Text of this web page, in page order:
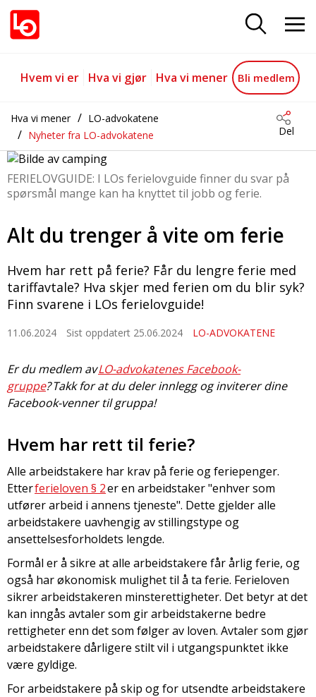
Alt du trenger å vite om ferie
Gå til hovedinnhold
Gå til navigasjon
Hvem vi er Hva vi gjør Hva vi mener Bli medlem
Hva vi mener
LO-advokatene
Nyheter fra LO-advokatene
Del
FERIELOVGUIDE: I LOs ferielovguide finner du svar på
spørsmål mange kan ha knyttet til jobb og ferie.
Alt du trenger å vite om ferie
Hvem har rett på ferie? Får du lengre ferie med
tariffavtale? Hva skjer med ferien om du blir syk?
Finn svarene i LOs ferielovguide!
11.06.2024 Sist oppdatert 25.06.2024 LO-ADVOKATENE
Er du medlem avLO-advokatenes Facebook-
gruppe? Takk for at du deler innlegg og inviterer dine
Facebook-venner til gruppa!
Hvem har rett til ferie?
Alle arbeidstakere har krav på ferie og feriepenger.
Etterferieloven § 2er en arbeidstaker "enhver som
utfører arbeid i annens tjeneste". Dette gjelder alle
arbeidstakere uavhengig av stillingstype og
ansettelsesforholdets lengde.
Formål er å sikre at alle arbeidstakere får årlig ferie, og
også har økonomisk mulighet til å ta ferie. Ferieloven
sikrer arbeidstakeren minsterettigheter. Det betyr at det
kan inngås avtaler som gir arbeidstakerne bedre
rettigheter enn det som følger av loven. Avtaler som gjør
arbeidstakere dårligere stilt vil i utgangspunktet ikke
være gyldige.
For arbeidstakere på skip og for utsendte arbeidstakere